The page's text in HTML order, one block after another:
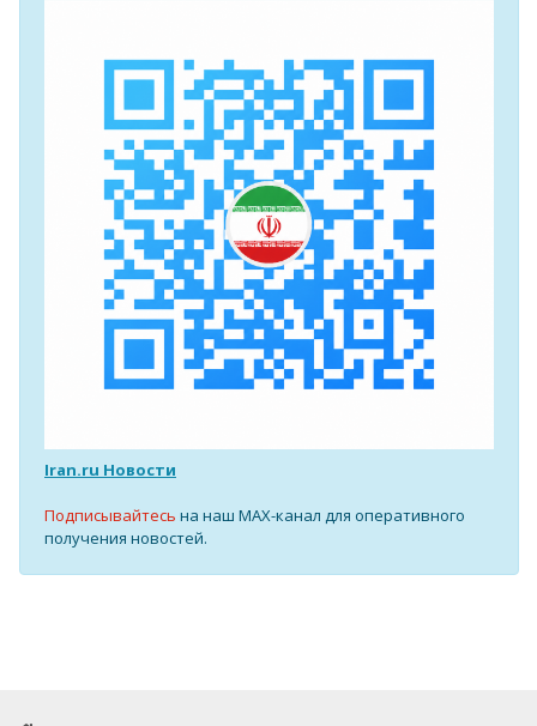
Iran.ru Новости
Подписывайтесь на наш MAX-канал для оперативного
получения новостей.